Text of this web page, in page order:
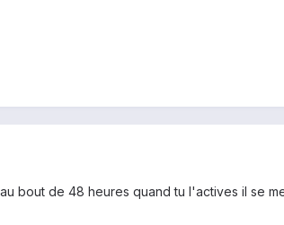
bout de 48 heures quand tu l'actives il se